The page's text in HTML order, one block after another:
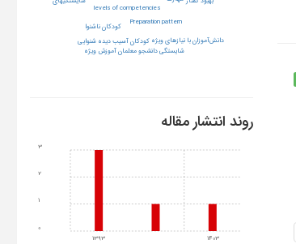
levels of competencies
Preparation pattern
كودكان آسيب ديده شنوايي
کودکان ناشنوا
دانش‌آموزان با نیازهای ویژه
شایستگی دانشجو معلمان آموزش ویژه
روند انتشار مقاله
1393 1403
0
1
2
3